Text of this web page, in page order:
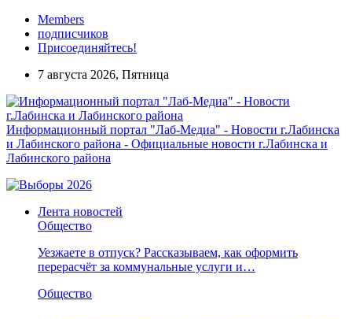
Members
подписчиков
Присоединяйтесь!
7 августа 2026, Пятница
Информационный портал "Лаб-Медиа" - Новости г.Лабинска
и Лабинского района - Официальные новости г.Лабинска и
Лабинского района
Лента новостей
Общество
Уезжаете в отпуск? Рассказываем, как оформить
перерасчёт за коммунальные услуги и…
Общество